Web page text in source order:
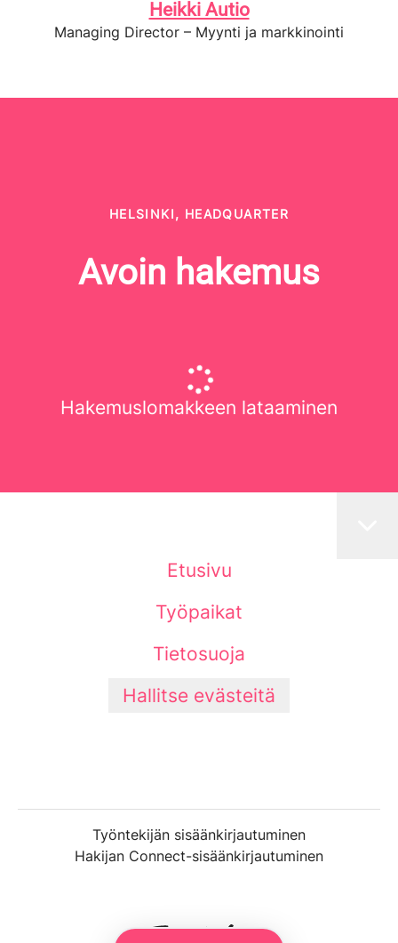
Heikki Autio
Managing Director – Myynti ja markkinointi
HELSINKI, HEADQUARTER
Avoin hakemus
Hakemuslomakkeen lataaminen
Etusivu
Työpaikat
Tietosuoja
Hallitse evästeitä
Työntekijän sisäänkirjautuminen
Hakijan Connect-sisäänkirjautuminen